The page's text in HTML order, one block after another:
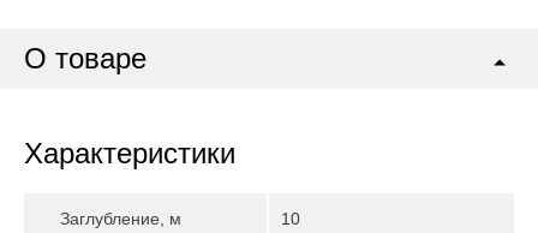
О товаре
Характеристики
Заглубление, м 10